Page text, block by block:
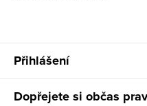
Přihlášení
Dopřejete si občas